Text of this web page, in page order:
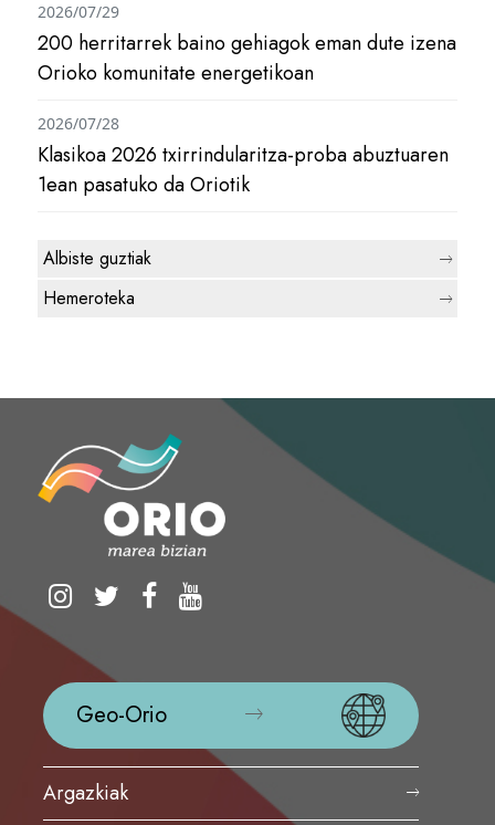
200 herritarrek baino gehiagok eman dute izena
Orioko komunitate energetikoan
2026/07/29
Klasikoa 2026 txirrindularitza-proba abuztuaren
1ean pasatuko da Oriotik
2026/07/28
Albiste guztiak
Hemeroteka
Geo-Orio
Argazkiak